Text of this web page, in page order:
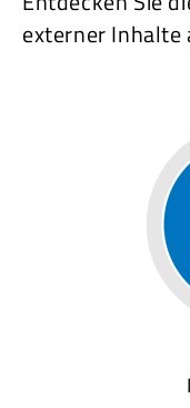
externer Inhalte